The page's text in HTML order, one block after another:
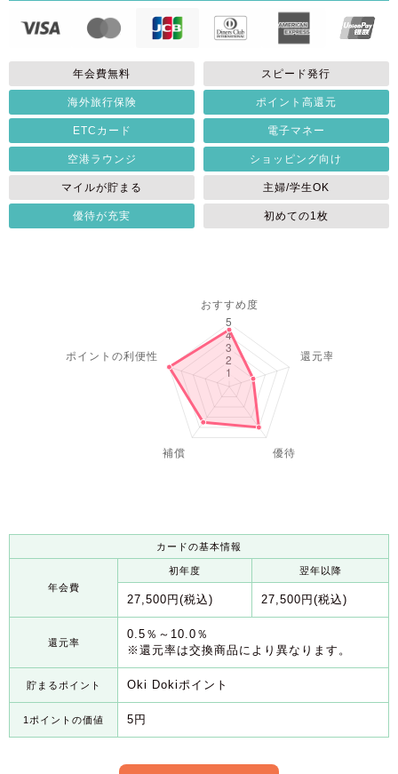
年会費無料 スピード発行
海外旅行保険 ポイント高還元
ETCカード 電子マネー
空港ラウンジ ショッピング向け
マイルが貯まる 主婦/学生OK
優待が充実 初めての1枚
カードの基本情報
年会費
初年度 翌年以降
27,500円(税込) 27,500円(税込)
還元率
0.5％～10.0％
※還元率は交換商品により異なります。
貯まるポイント Oki Dokiポイント
1ポイントの価値 5円